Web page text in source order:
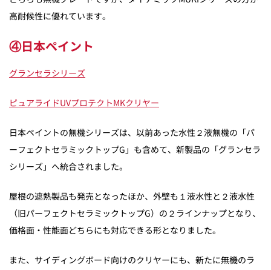
高耐候性に優れています。
④日本ペイント
グランセラシリーズ
ピュアライドUVプロテクトMKクリヤー
日本ペイントの無機シリーズは、以前あった水性２液無機の「パ
ーフェクトセラミックトップG」も含めて、新製品の「グランセラ
シリーズ」へ統合されました。
屋根の遮熱製品も発売となったほか、外壁も１液水性と２液水性
（旧パーフェクトセラミックトップG）の２ラインナップとなり、
価格面・性能面どちらにも対応できる形となりました。
また、サイディングボード向けのクリヤーにも、新たに無機のラ